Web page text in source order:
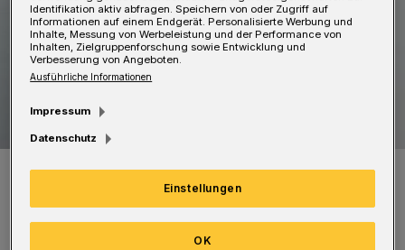
Steht hier im nächsten Jahr eine Schönheit aus Wuppertal? Die 18-
Germany 2017“ gewählt. Auf dem zweiten und dritten Platz
landeten Sarah Strauß (21) aus Bremen und Aleksandra Rogovic
(18) aus Niedersachsen.
Identifikation aktiv abfragen. Speichern von oder Zugriff auf
Informationen auf einem Endgerät. Personalisierte Werbung und
Inhalte, Messung von Werbeleistung und der Performance von
Inhalten, Zielgruppenforschung sowie Entwicklung und
Verbesserung von Angeboten.
Ausführliche Informationen
Impressum
Datenschutz
Einstellungen
OK